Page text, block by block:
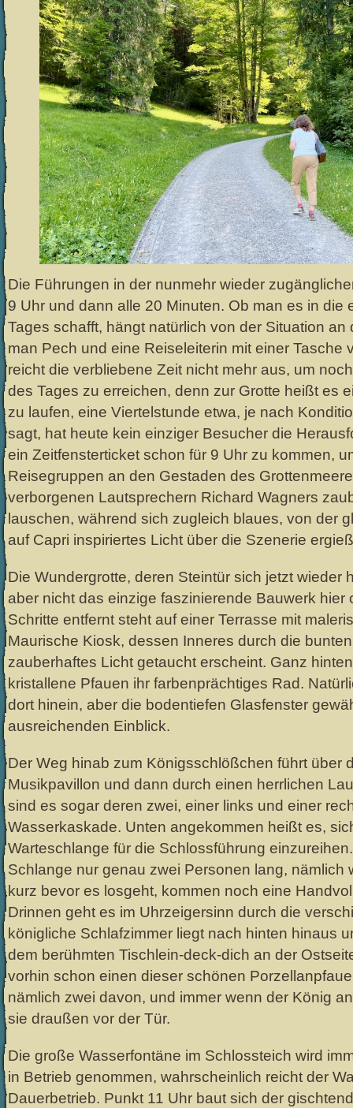
Die Führungen in der nunmehr wieder
9 Uhr und dann alle 20 Minuten. Ob man es in die
Tages schafft, hängt natürlich von der Situation an
man Pech und eine Reiseleiterin mit einer Tasche
reicht die verbliebene Zeit nicht mehr aus, um
des Tages zu erreichen, denn zur Grotte heißt es
zu laufen, eine Viertelstunde etwa, je nach
sagt, hat heute kein einziger Besucher die
ein Zeitfensterticket schon für 9 Uhr zu kommen,
Reisegruppen an den Gestaden des
verborgenen Lautsprechern Richard Wagners
lauschen, während sich zugleich blaues, von der
auf Capri inspiriertes Licht über die Szenerie
Die Wundergrotte, deren Steintür sich jetzt wieder
aber nicht das einzige faszinierende Bauwerk hier
Schritte entfernt steht auf einer Terrasse mit
Maurische Kiosk, dessen Inneres durch die
zauberhaftes Licht getaucht erscheint. Ganz
kristallene Pfauen ihr farbenprächtiges Rad.
dort hinein, aber die bodentiefen Glasfenster
ausreichenden Einblick.
Der Weg hinab zum Königsschlößchen führt über
Musikpavillon und dann durch einen herrlichen
sind es sogar deren zwei, einer links und einer
Wasserkaskade. Unten angekommen heißt es,
Warteschlange für die Schlossführung
Schlange nur genau zwei Personen lang, nämlich
kurz bevor es losgeht, kommen noch eine
Drinnen geht es im Uhrzeigersinn durch die
königliche Schlafzimmer liegt nach hinten hinaus
dem berühmten Tischlein-deck-dich an der
vorhin schon einen dieser schönen
nämlich zwei davon, und immer wenn der König
sie draußen vor der Tür.
Die große Wasserfontäne im Schlossteich wird
in Betrieb genommen, wahrscheinlich reicht der
Dauerbetrieb. Punkt 11 Uhr baut sich der